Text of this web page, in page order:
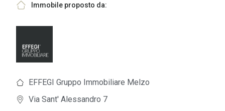
Immobile proposto da:
EFFEGI Gruppo Immobiliare Melzo
Via Sant' Alessandro 7